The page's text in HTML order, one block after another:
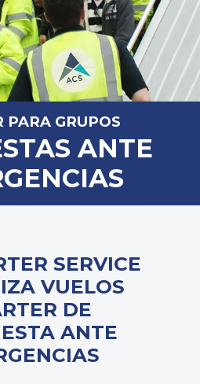
PARA GRUPOS
ANTE
SERVICE
VUELOS
DE
ANTE